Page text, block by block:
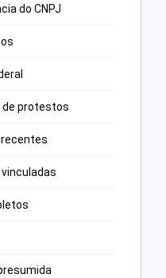
do CNPJ
de protestos